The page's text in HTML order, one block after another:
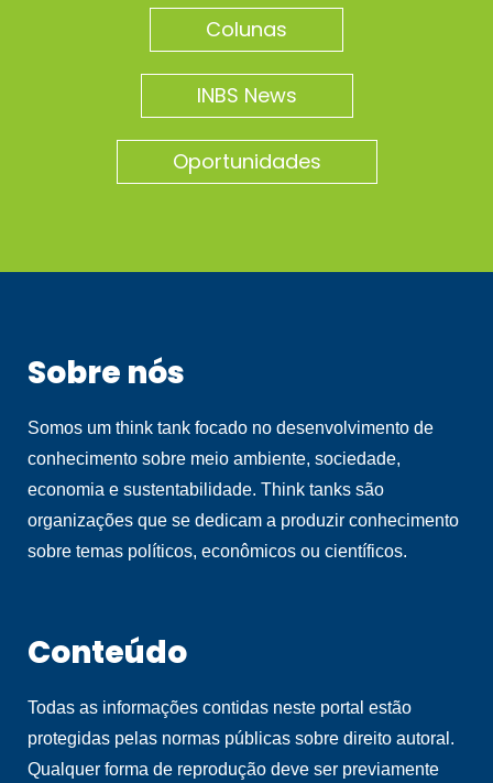
Colunas
INBS News
Oportunidades
Sobre nós
Somos um think tank focado no desenvolvimento de
conhecimento sobre meio ambiente, sociedade,
economia e sustentabilidade. Think tanks são
organizações que se dedicam a produzir conhecimento
sobre temas políticos, econômicos ou científicos.
Conteúdo
Todas as informações contidas neste portal estão
protegidas pelas normas públicas sobre direito autoral.
Qualquer forma de reprodução deve ser previamente